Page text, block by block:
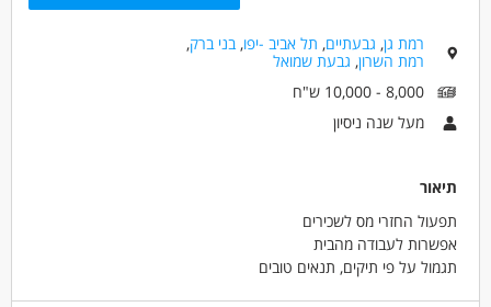
עד שנה ניסיון
אקדמאים ללא נסיון
רמת גן, גבעתיים, תל אביב -יפו,בני ברק,
רמת השרון, גבעת שמואל
8,000 - 10,000 ש"ח
מעל שנה ניסיון
תיאור
תפעול החזרי מס לשכירים
אפשרות לעבודה מהבית
תגמול על פי תיקים, תנאים טובים